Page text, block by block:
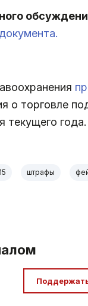
о торговле
текущего года.
штрафы